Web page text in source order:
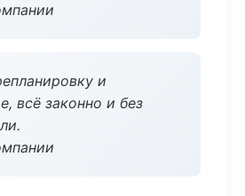
и
всё законно и без